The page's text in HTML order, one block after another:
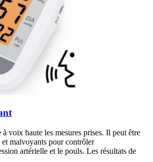
à voix haute les mesures prises. Il peut être
malvoyants pour contrôler
artérielle et le pouls. Les résultats de